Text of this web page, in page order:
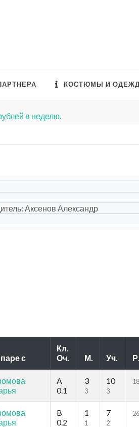
КОСТЮМЫ И
в неделю.
Аксенов Александр
с
Кл.
Оч.
М. Уч. Р.
A
0.1
3
3
10
3
B
0.2
1
1
7
2